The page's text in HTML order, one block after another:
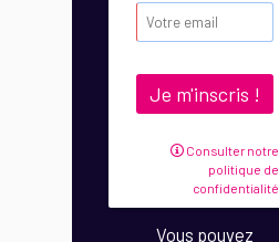
Consulter notre
politique de
confidentialité
Vous pouvez